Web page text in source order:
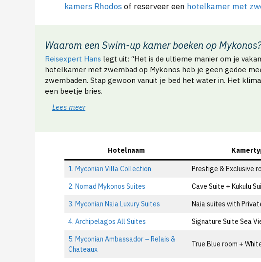
kamers Rhodos of reserveer een hotelkamer met
Waarom een Swim-up kamer boeken op Mykonos?
Reisexpert Hans legt uit: “Het is de ultieme manier om je
hotelkamer met zwembad op Mykonos heb je geen gedoe
zwembaden. Stap gewoon vanuit je bed het water in. Het
een beetje bries.
Lees meer
Hotelnaam
1. Myconian Villa Collection Prestige & Exclusive
2. Nomad Mykonos Suites
Cave Suite + Kukulu
3. Myconian Naia Luxury Suites
Naia suites with
4. Archipelagos All Suites
Signature Suite Sea
5. Myconian Ambassador – Relais &
Chateaux
True Blue room +